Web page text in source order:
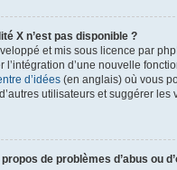
X n’est pas disponible ?
et mis sous licence par
l’intégration d’une nouvelle
d’idées (en anglais) où vous
utilisateurs et suggérer les
de problèmes d’abus ou